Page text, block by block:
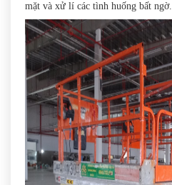
mặt và xử lí các tình huống bất ngờ.